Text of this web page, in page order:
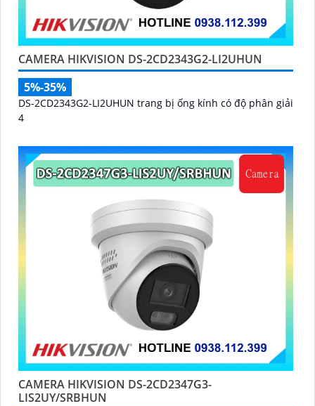
CAMERA HIKVISION DS-2CD2343G2-LI2UHUN
5%-35%
DS-2CD2343G2-LI2UHUN trang bị ống kính có độ phân giải
4
CAMERA HIKVISION DS-2CD2347G3-
LIS2UY/SRBHUN